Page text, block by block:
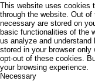
This website uses cookies
through the website. Out
necessary are stored on
basic functionalities of the
us analyze and
stored in your browser
opt-out of these cookies.
your browsing experience.
Necessary